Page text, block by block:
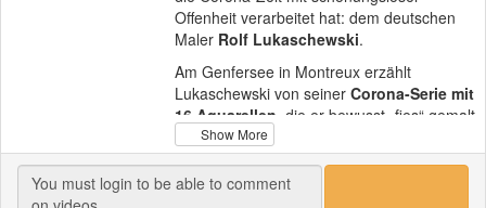
Offenheit verarbeitet hat: dem deutschen
Maler Rolf Lukaschewski.
Am Genfersee in Montreux erzählt
Lukaschewski von seinerCorona-Serie mit
16 Aquarellen , die er bewusst „fies“ gemalt
hat – als künstlerische Antwort auf
Angstkampagnen, Maskenpflicht und den
massiven Druck zur Impfung. Er beschreibt,
Show More